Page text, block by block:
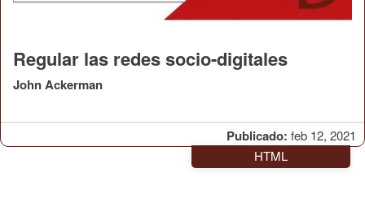
Publicado: feb 12, 2021
Regular las redes socio-digitales
John Ackerman
HTML